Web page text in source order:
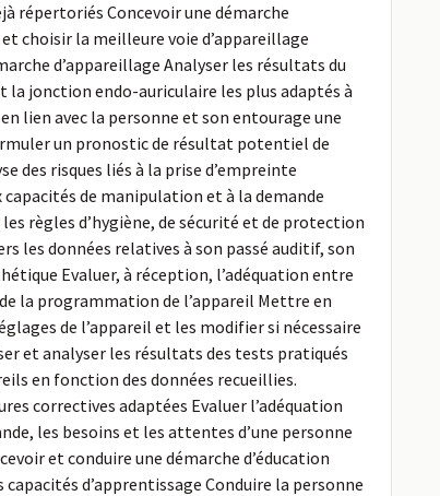
répertoriés Concevoir une démarche
choisir la meilleure voie d’appareillage
d’appareillage Analyser les résultats du
la jonction endo-auriculaire les plus adaptés à
lien avec la personne et son entourage une
un pronostic de résultat potentiel de
des risques liés à la prise d’empreinte
de manipulation et à la demande
règles d’hygiène, de sécurité et de protection
les données relatives à son passé auditif, son
Evaluer, à réception, l’adéquation entre
la programmation de l’appareil Mettre en
de l’appareil et les modifier si nécessaire
et analyser les résultats des tests pratiqués
en fonction des données recueillies.
correctives adaptées Evaluer l’adéquation
les besoins et les attentes d’une personne
et conduire une démarche d’éducation
d’apprentissage Conduire la personne